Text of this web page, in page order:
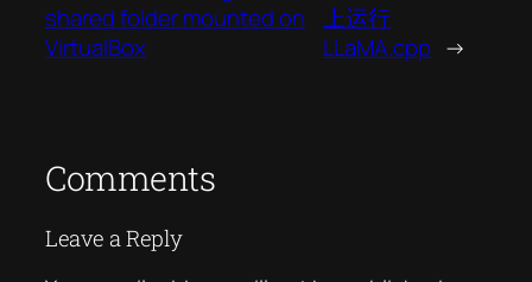
shared folder mounted on
VirtualBox
上运行
LLaMA.cpp →
Comments
Leave a Reply